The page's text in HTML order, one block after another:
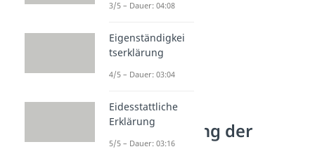
Nummerierung der
Kapitel
3/5 – Dauer: 04:08
Eigenständigkei
tserklärung
4/5 – Dauer: 03:04
Eidesstattliche
Erklärung
5/5 – Dauer: 03:16